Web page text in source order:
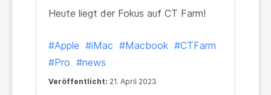
Heute liegt der Fokus auf CT Farm!
#Apple #iMac #Macbook #CTFarm
#Pro #news
Veröffentlicht: 21. April 2023